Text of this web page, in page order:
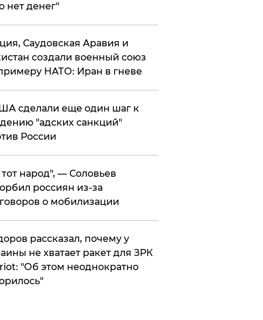
нет денег"
Саудовская Аравия и
создали военный союз
НАТО: Иран в гневе
сделали еще один шаг к
"адских санкций"
России
народ", — Соловьев
россиян из-за
о мобилизации
рассказал, почему у
не хватает ракет для ЗРК
"Об этом неоднократно